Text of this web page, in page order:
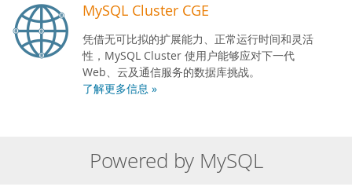
MySQL Cluster CGE
凭借无可比拟的扩展能力、正常运行时间和灵活
性，MySQL Cluster 使用户能够应对下一代
Web、云及通信服务的数据库挑战。
了解更多信息 »
Powered by MySQL